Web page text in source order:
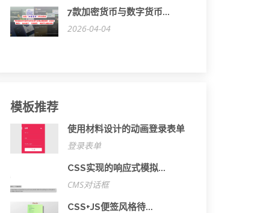
7款加密货币与数字货币...
2026-04-04
模板推荐
使用材料设计的动画登录表单
登录表单
CSS实现的响应式模拟...
CMS对话框
CSS+JS便签风格待...